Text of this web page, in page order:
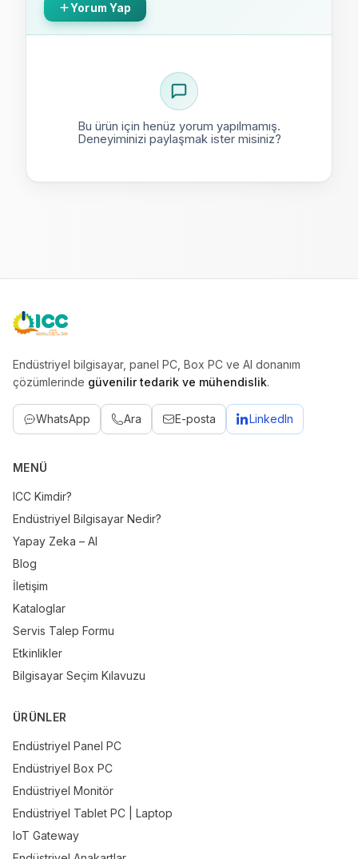
Yorum Yap
Bu ürün için henüz yorum yapılmamış.
Deneyiminizi paylaşmak ister misiniz?
ICC
Endüstriyel bilgisayar, panel PC, Box PC ve AI donanım
çözümlerinde güvenilir tedarik ve mühendislik.
WhatsApp Ara E-posta LinkedIn
MENÜ
ICC Kimdir?
Endüstriyel Bilgisayar Nedir?
Yapay Zeka – AI
Blog
İletişim
Kataloglar
Servis Talep Formu
Etkinlikler
Bilgisayar Seçim Kılavuzu
ÜRÜNLER
Endüstriyel Panel PC
Endüstriyel Box PC
Endüstriyel Monitör
Endüstriyel Tablet PC | Laptop
IoT Gateway